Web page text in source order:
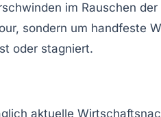
im Rauschen
sondern um handfeste
oder stagniert.
aktuelle